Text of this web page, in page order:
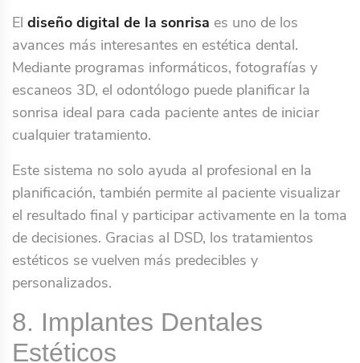
El diseño digital de la sonrisa es uno de los
avances más interesantes en estética dental.
Mediante programas informáticos, fotografías y
escaneos 3D, el odontólogo puede planificar la
sonrisa ideal para cada paciente antes de iniciar
cualquier tratamiento.
Este sistema no solo ayuda al profesional en la
planificación, también permite al paciente visualizar
el resultado final y participar activamente en la toma
de decisiones. Gracias al DSD, los tratamientos
estéticos se vuelven más predecibles y
personalizados.
8. Implantes Dentales
Estéticos